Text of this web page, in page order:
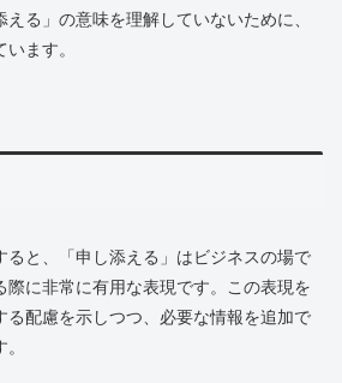
る」の意味を理解していないために、
ます。
ると、「申し添える」はビジネスの場で
際に非常に有用な表現です。この表現を
る配慮を示しつつ、必要な情報を追加で